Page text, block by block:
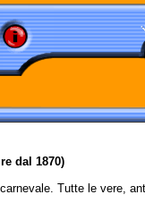
dal 1870)
Tutte le vere,